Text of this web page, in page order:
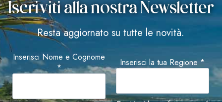
Iscriviti alla nostra Newsletter
Resta aggiornato su tutte le novità.
Inserisci Nome e Cognome
*
Inserisci la tua Regione *